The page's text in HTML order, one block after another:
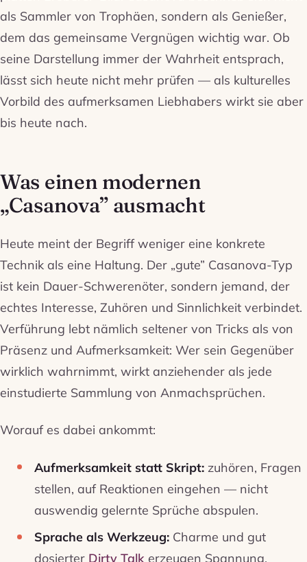
als Sammler von Trophäen, sondern als Genießer,
dem das gemeinsame Vergnügen wichtig war. Ob
seine Darstellung immer der Wahrheit entsprach,
lässt sich heute nicht mehr prüfen — als kulturelles
Vorbild des aufmerksamen Liebhabers wirkt sie aber
bis heute nach.
Was einen modernen
„Casanova” ausmacht
Heute meint der Begriff weniger eine konkrete
Technik als eine Haltung. Der „gute” Casanova-Typ
ist kein Dauer-Schwerenöter, sondern jemand, der
echtes Interesse, Zuhören und Sinnlichkeit verbindet.
Verführung lebt nämlich seltener von Tricks als von
Präsenz und Aufmerksamkeit: Wer sein Gegenüber
wirklich wahrnimmt, wirkt anziehender als jede
einstudierte Sammlung von Anmachsprüchen.
Worauf es dabei ankommt:
Aufmerksamkeit statt Skript: zuhören, Fragen
stellen, auf Reaktionen eingehen — nicht
auswendig gelernte Sprüche abspulen.
Sprache als Werkzeug: Charme und gut
dosierter Dirty Talk erzeugen Spannung,